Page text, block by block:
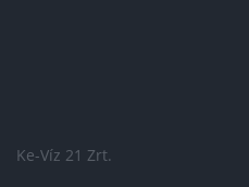
Ke-Víz 21 Zrt.